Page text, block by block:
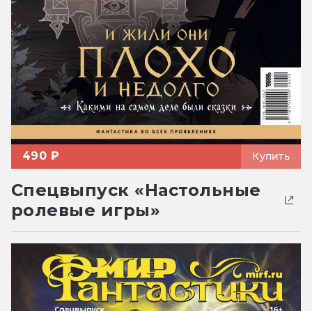
490 ₽ Купить
Спецвыпуск «Настольные
ролевые игры»